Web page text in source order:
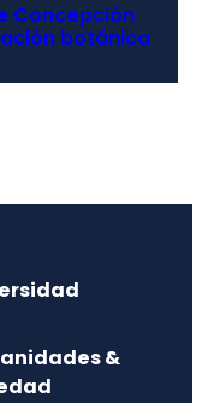
Concepción
botánica
&